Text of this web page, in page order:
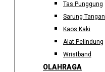
Tas Punggung
Sarung Tangan
Kaos Kaki
Alat Pelindung
Wristband
OLAHRAGA